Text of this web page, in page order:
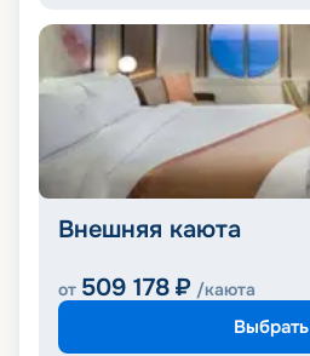
Внешняя каюта
от 509 178 ₽ /каюта
Выбрать